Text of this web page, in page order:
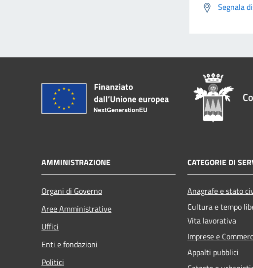
Segnala
AMMINISTRAZIONE
Organi di Governo
Aree Amministrative
Uffici
Enti e fondazioni
Politici
CATEGORIE DI
Anagrafe e stato
Cultura e tempo
Vita lavorativa
Imprese e
Appalti pubblici